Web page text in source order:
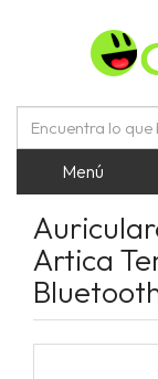
Menú
Artica